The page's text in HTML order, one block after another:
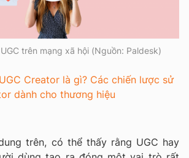
trên mạng xã hội (Nguồn: Paldesk)
UGC Creator là gì? Các chiến lược sử
dành cho thương hiệu
trên, có thể thấy rằng UGC hay